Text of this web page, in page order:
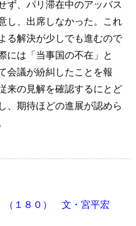
ず、パリ滞在中のアッバス
し、出席しなかった。これ
る解決が少しでも進むので
には「当事国の不在」と
会議が紛糾したことを報
来の見解を確認するにとど
、期待ほどの進展が認めら
（１８０） 文・宮平宏